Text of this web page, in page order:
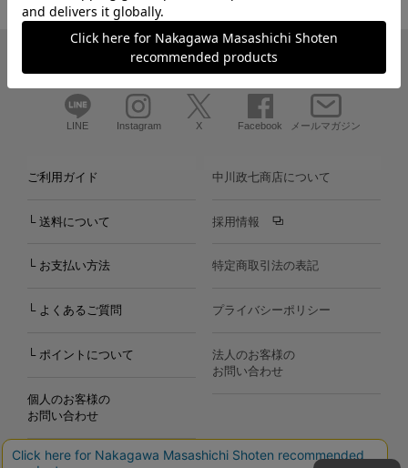
LINE Instagram X Facebook メールマガジン
ご利用ガイド
└ 送料について
└ お支払い方法
└ よくあるご質問
└ ポイントについて
個人のお客様の
お問い合わせ
中川政七商店について
採用情報
特定商取引法の表記
プライバシーポリシー
法人のお客様の
お問い合わせ